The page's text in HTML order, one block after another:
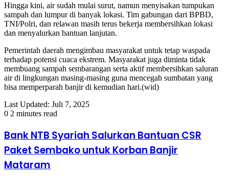
Hingga kini, air sudah mulai surut, namun menyisakan tumpukan
sampah dan lumpur di banyak lokasi. Tim gabungan dari BPBD,
TNI/Polri, dan relawan masih terus bekerja membersihkan lokasi
dan menyalurkan bantuan lanjutan.
Pemerintah daerah mengimbau masyarakat untuk tetap waspada
terhadap potensi cuaca ekstrem. Masyarakat juga diminta tidak
membuang sampah sembarangan serta aktif membersihkan saluran
air di lingkungan masing-masing guna mencegah sumbatan yang
bisa memperparah banjir di kemudian hari.(wid)
Last Updated: Juli 7, 2025
0 2 minutes read
Bank NTB Syariah Salurkan Bantuan CSR
Paket Sembako untuk Korban Banjir
Mataram